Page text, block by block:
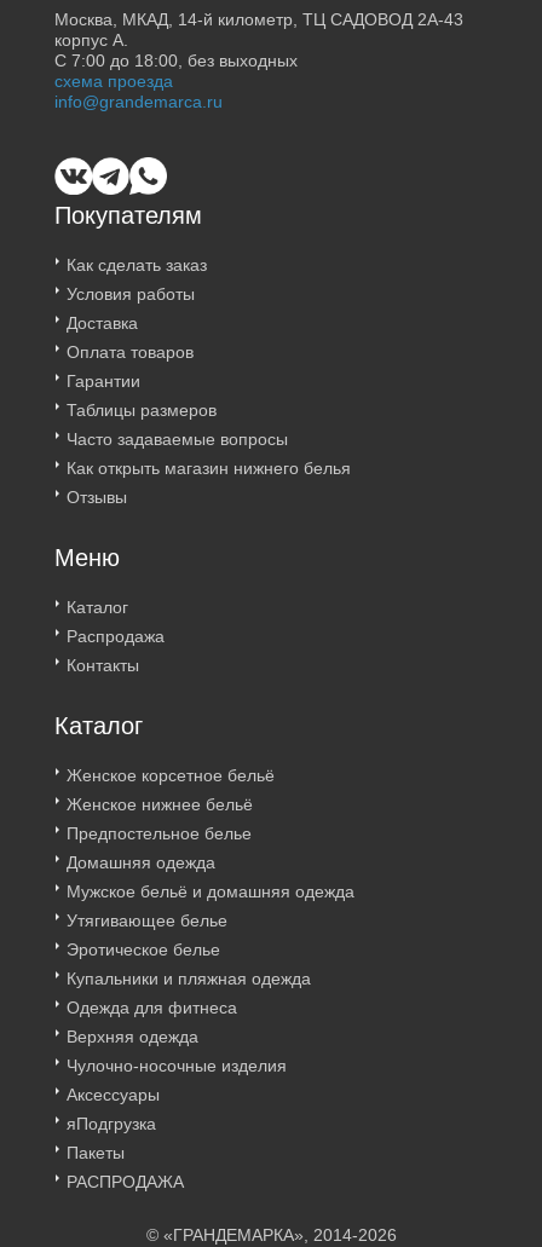
Покупателям
Как сделать заказ
Условия работы
Доставка
Оплата товаров
Гарантии
Таблицы размеров
Часто задаваемые вопросы
Как открыть магазин нижнего белья
Отзывы
Меню
Каталог
Распродажа
Контакты
Каталог
Женское корсетное бельё
Женское нижнее бельё
Предпостельное белье
Домашняя одежда
Мужское бельё и домашняя одежда
Утягивающее белье
Эротическое белье
Купальники и пляжная одежда
Одежда для фитнеса
Верхняя одежда
Чулочно-носочные изделия
Аксессуары
яПодгрузка
Пакеты
РАСПРОДАЖА
Москва, МКАД, 14-й километр, ТЦ САДОВОД 2А-43
корпус А.
С 7:00 до 18:00, без выходных
схема проезда
info@grandemarca.ru
© «ГРАНДЕМАРКА», 2014-2026